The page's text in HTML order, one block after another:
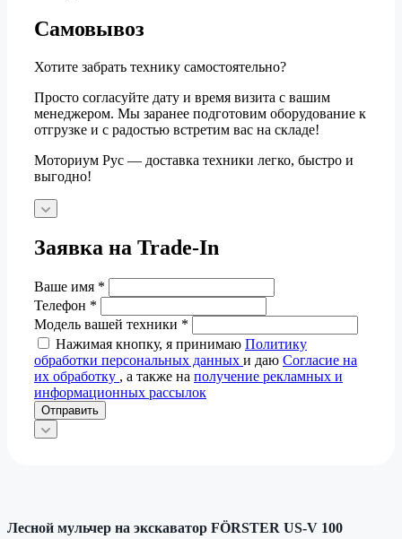
Самовывоз
Хотите забрать технику самостоятельно?
Просто согласуйте дату и время визита с вашим
менеджером. Мы заранее подготовим оборудование к
отгрузке и с радостью встретим вас на складе!
Моториум Рус — доставка техники легко, быстро и
выгодно!
Заявка на Trade-In
Ваше имя *
Телефон *
Модель вашей техники *
Нажимая кнопку, я принимаю Политику
обработки персональных данных и даю Согласие на
их обработку , а также на получение рекламных и
информационных рассылок
Отправить
Лесной мульчер на экскаватор FÖRSTER US-V 100